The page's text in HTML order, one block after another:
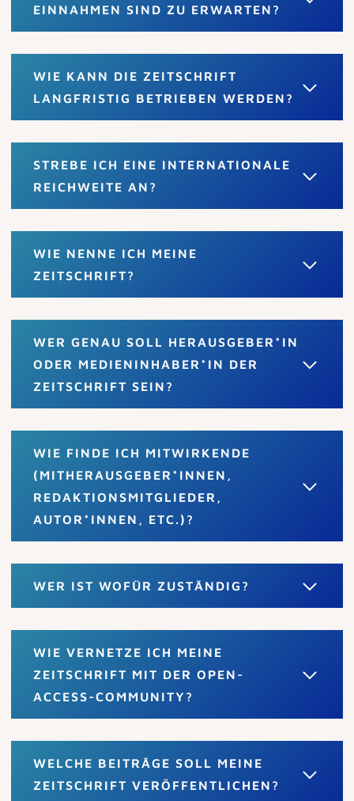
EINNAHMEN SIND ZU ERWARTEN?
WIE KANN DIE ZEITSCHRIFT
LANGFRISTIG BETRIEBEN WERDEN?
STREBE ICH EINE INTERNATIONALE
REICHWEITE AN?
WIE NENNE ICH MEINE
ZEITSCHRIFT?
WER GENAU SOLL HERAUSGEBER*IN
ODER MEDIENINHABER*IN DER
ZEITSCHRIFT SEIN?
WIE FINDE ICH MITWIRKENDE
(MITHERAUSGEBER*INNEN,
REDAKTIONSMITGLIEDER,
AUTOR*INNEN, ETC.)?
WER IST WOFÜR ZUSTÄNDIG?
WIE VERNETZE ICH MEINE
ZEITSCHRIFT MIT DER OPEN-
ACCESS-COMMUNITY?
WELCHE BEITRÄGE SOLL MEINE
ZEITSCHRIFT VERÖFFENTLICHEN?